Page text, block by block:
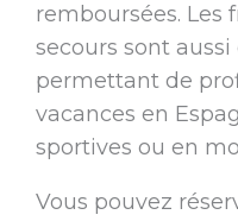
remboursées. Les
secours sont
permettant de
vacances en
sportives ou en
Vous pouvez